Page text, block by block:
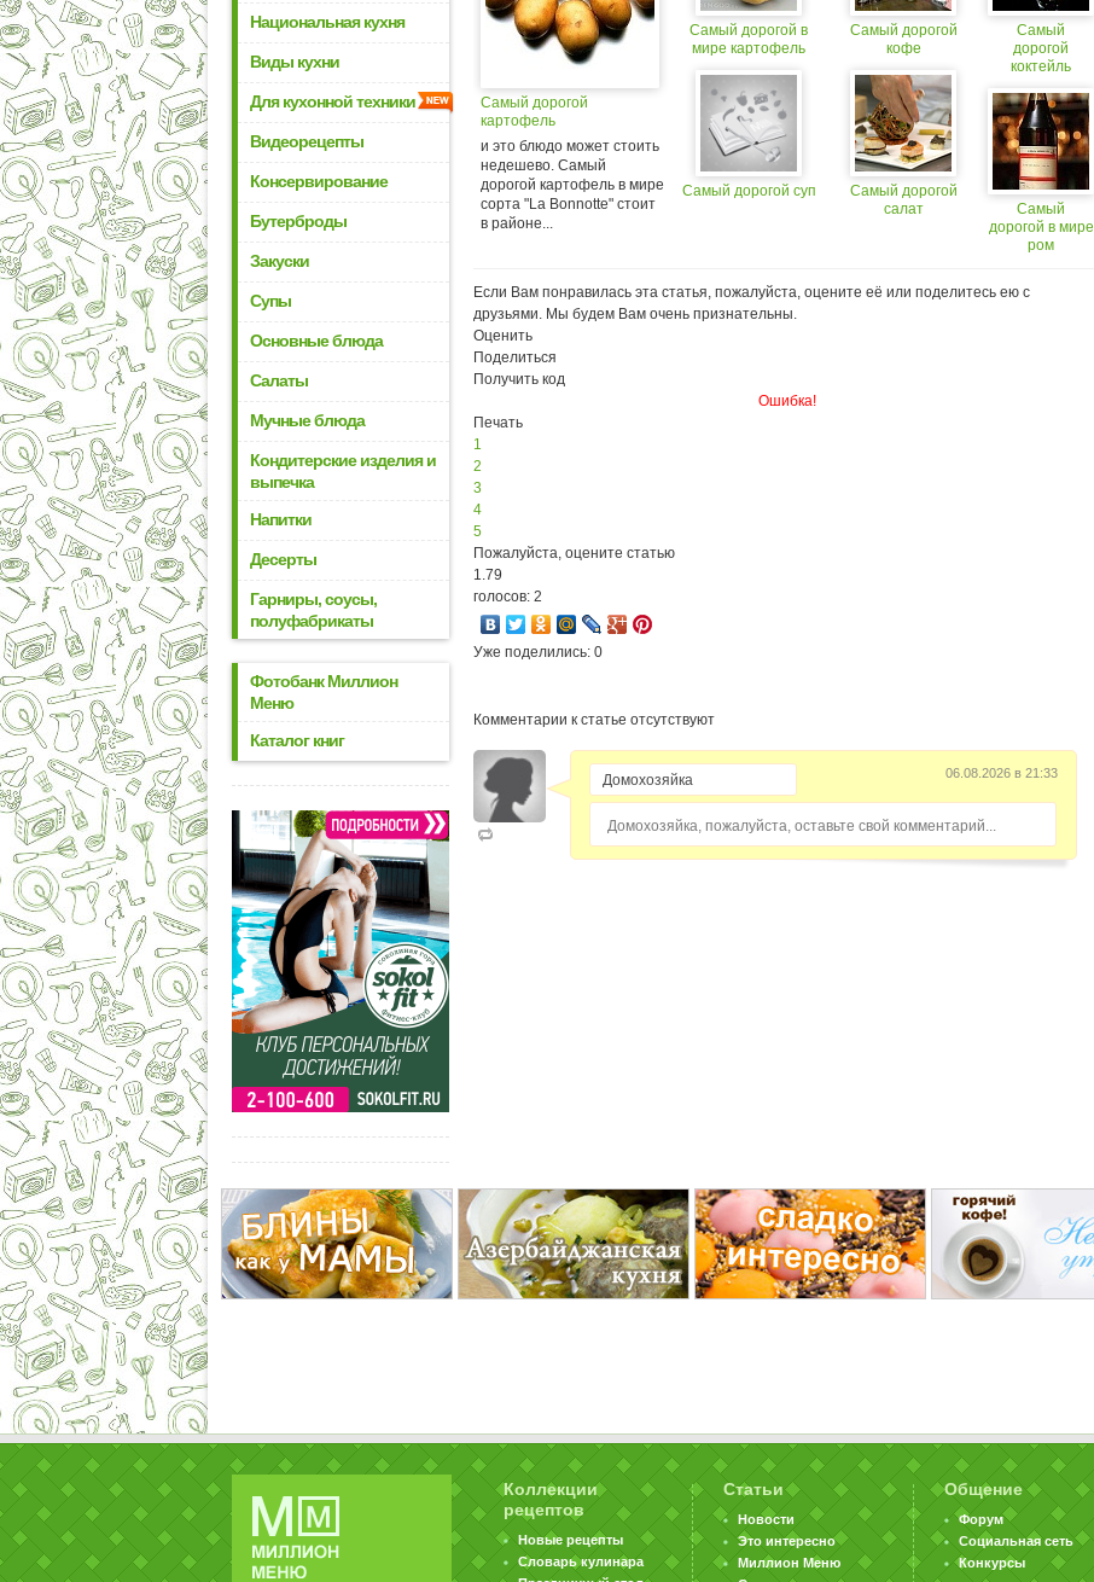
Национальная кухня
Виды кухни
Для кухонной техники
Видеорецепты
Консервирование
Бутерброды
Закуски
Супы
Основные блюда
Салаты
Мучные блюда
Кондитерские изделия и
выпечка
Напитки
Десерты
Гарниры, соусы,
полуфабрикаты
Фотобанк Миллион
Меню
Каталог книг
Самый дорогой
картофель
и это блюдо может стоить
недешево. Самый
дорогой картофель в мире
сорта "La Bonnotte" стоит
в районе...
Самый дорогой в
мире картофель
Самый дорогой суп
Самый дорогой
кофе
Самый дорогой
салат
Самый
дорогой
коктейль
Самый
дорогой в мире
ром
Если Вам понравилась эта статья, пожалуйста, оцените её или поделитесь ею с
друзьями. Мы будем Вам очень признательны.
Оценить
Поделиться
Получить код
Ошибка!
Печать
1
2
3
4
5
Пожалуйста, оцените статью
1.79
голосов: 2
Уже поделились: 0
Комментарии к статье отсутствуют
06.08.2026 в 21:33
Домохозяйка, пожалуйста, оставьте свой комментарий...
Коллекции
рецептов
Новые рецепты
Словарь кулинара
Статьи
Новости
Это интересно
Миллион Меню
Общение
Форум
Социальная сеть
Конкурсы